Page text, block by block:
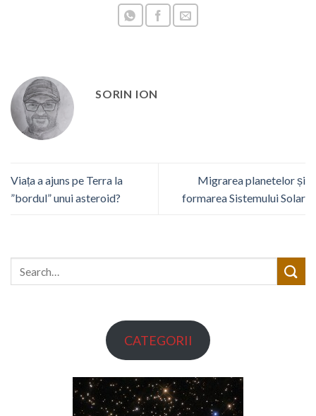
SORIN ION
Viața a ajuns pe Terra la
”bordul” unui asteroid?
Migrarea planetelor și
formarea Sistemului Solar
CATEGORII